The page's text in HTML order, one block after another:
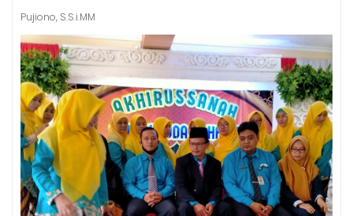
Pujiono, S.S.i.MM